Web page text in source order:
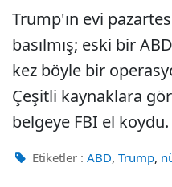
Trump'ın evi
basılmış; eski bir
kez böyle bir
Çeşitli kaynaklara
belgeye FBI el koydu.
Etiketler : ABD, Trump,